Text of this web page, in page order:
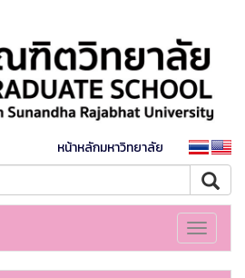
หน้าหลักมหาวิทยาลัย
Toggle